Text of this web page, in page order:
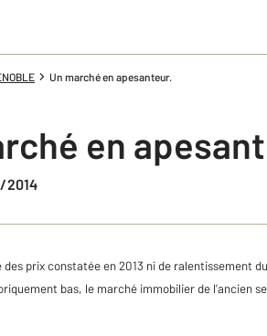
Un marché en apesanteur.
en
2014
des prix constatée en 2013 ni de ralentissement
bas, le marché immobilier de l’ancien